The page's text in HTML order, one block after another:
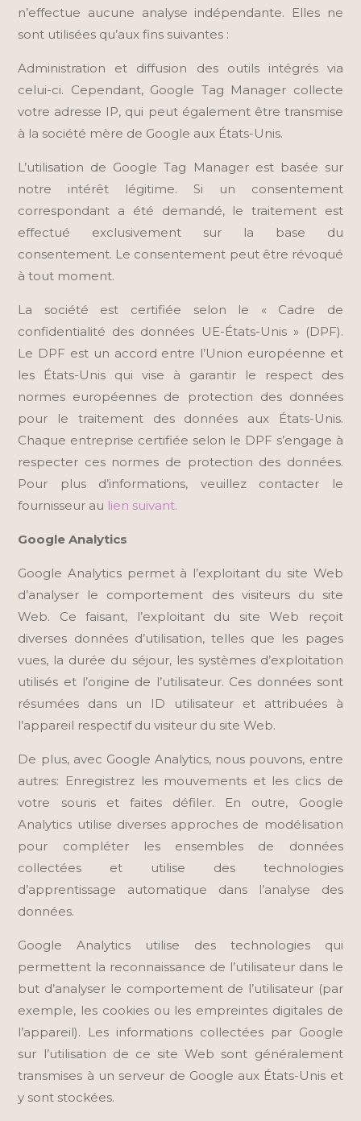
n’effectue aucune analyse indépendante. Elles ne
sont utilisées qu’aux fins suivantes :
Administration et diffusion des outils intégrés via
celui-ci. Cependant, Google Tag Manager collecte
votre adresse IP, qui peut également être transmise
à la société mère de Google aux États-Unis.
L’utilisation de Google Tag Manager est basée sur
notre intérêt légitime. Si un consentement
correspondant a été demandé, le traitement est
effectué exclusivement sur la base du
consentement. Le consentement peut être révoqué
à tout moment.
La société est certifiée selon le « Cadre de
confidentialité des données UE-États-Unis » (DPF).
Le DPF est un accord entre l’Union européenne et
les États-Unis qui vise à garantir le respect des
normes européennes de protection des données
pour le traitement des données aux États-Unis.
Chaque entreprise certifiée selon le DPF s’engage à
respecter ces normes de protection des données.
Pour plus d’informations, veuillez contacter le
fournisseur au lien suivant.
Google Analytics
Google Analytics permet à l’exploitant du site Web
d’analyser le comportement des visiteurs du site
Web. Ce faisant, l’exploitant du site Web reçoit
diverses données d’utilisation, telles que les pages
vues, la durée du séjour, les systèmes d’exploitation
utilisés et l’origine de l’utilisateur. Ces données sont
résumées dans un ID utilisateur et attribuées à
l’appareil respectif du visiteur du site Web.
De plus, avec Google Analytics, nous pouvons, entre
autres: Enregistrez les mouvements et les clics de
votre souris et faites défiler. En outre, Google
Analytics utilise diverses approches de modélisation
pour compléter les ensembles de données
collectées et utilise des technologies
d’apprentissage automatique dans l’analyse des
données.
Google Analytics utilise des technologies qui
permettent la reconnaissance de l’utilisateur dans le
but d’analyser le comportement de l’utilisateur (par
exemple, les cookies ou les empreintes digitales de
l’appareil). Les informations collectées par Google
sur l’utilisation de ce site Web sont généralement
transmises à un serveur de Google aux États-Unis et
y sont stockées.